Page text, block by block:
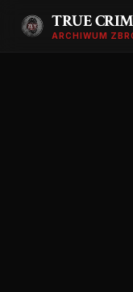
TRUE
ARCHIWUM